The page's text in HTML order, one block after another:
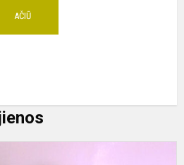
AČIŪ